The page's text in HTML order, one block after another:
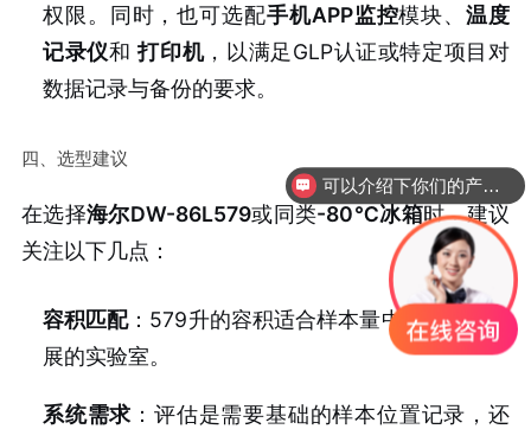
权限。同时，也可选配手机APP监控模块、温度
记录仪和打印机，以满足GLP认证或特定项目对
数据记录与备份的要求。
四、选型建议
在选择海尔DW-86L579或同类-80℃冰箱时，建议
关注以下几点：
容积匹配：579升的容积适合样本量中等或正在发
展的实验室。
系统需求 ：评估是需要基础的样本位置记录，还
可以介绍下你们的产品么？
你们是怎么收费的呢？